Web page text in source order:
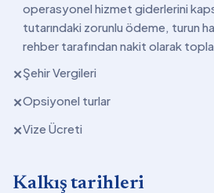
operasyonel hizmet giderlerini
tutarındaki zorunlu ödeme, turun
rehber tarafından nakit olarak
✕Şehir Vergileri
✕Opsiyonel turlar
✕Vize Ücreti
Kalkış tarihleri